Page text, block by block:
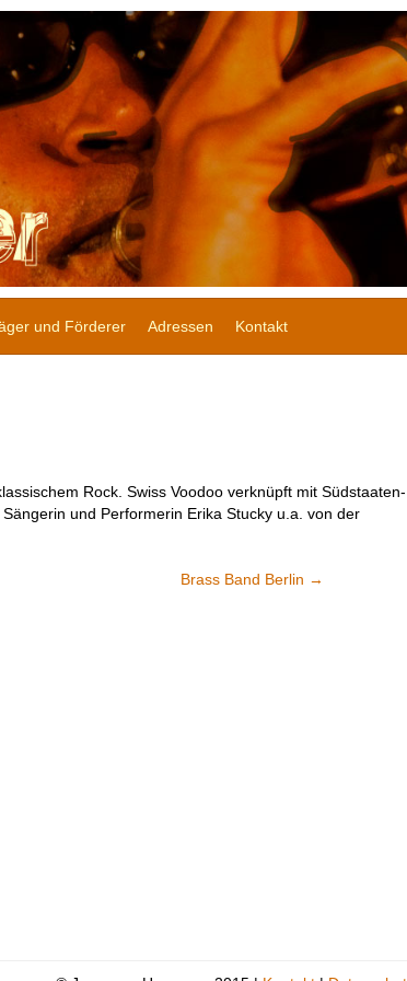
und Förderer Adressen Kontakt
Rock. Swiss Voodoo verknüpft mit Südstaaten-
und Performerin Erika Stucky u.a. von der
Brass Band Berlin →